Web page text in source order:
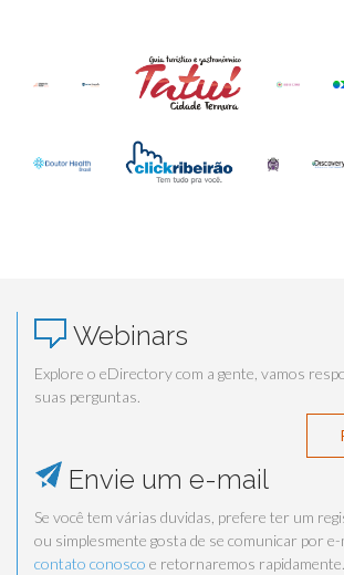
Webinars
Explore o eDirectory com a gente, vamos
suas perguntas.
Envie um e-mail
Se você tem várias duvidas, prefere ter um
ou simplesmente gosta de se comunicar por e-
contato conosco e retornaremos rapidamente.